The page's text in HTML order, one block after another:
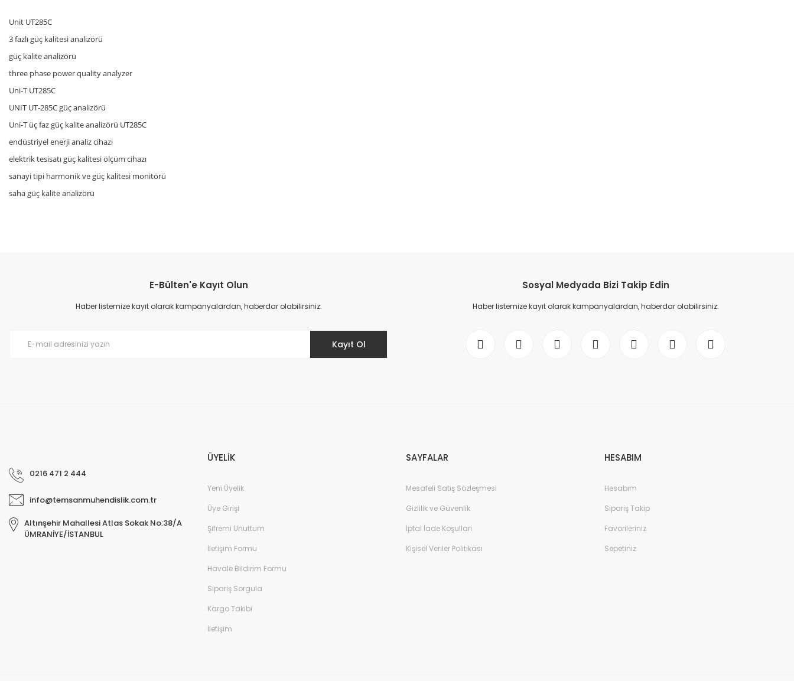
Unit UT285C
3 fazlı güç kalitesi analizörü
güç kalite analizörü
three phase power quality analyzer
Uni‑T UT285C
UNIT UT‑285C güç analizörü
Uni-T üç faz güç kalite analizörü UT285C
endüstriyel enerji analiz cihazı
elektrik tesisatı güç kalitesi ölçüm cihazı
sanayi tipi harmonik ve güç kalitesi monitörü
saha güç kalite analizörü
Ürün resmi kalitesiz, bozuk veya görüntülenemiyor.
Ürün açıklamasında eksik bilgiler bulunuyor.
E-Bülten'e Kayıt Olun
Haber listemize kayıt olarak kampanyalardan, haberdar olabilirsiniz.
Kayıt Ol
Sosyal Medyada Bizi Takip Edin
Haber listemize kayıt olarak kampanyalardan, haberdar olabilirsiniz.
0216 471 2 444
info@temsanmuhendislik.com.tr
Altınşehir Mahallesi Atlas Sokak No:38/A
ÜMRANİYE/İSTANBUL
ÜYELİK
Yeni Üyelik
Üye Girişi
Şifremi Unuttum
İletişim Formu
Havale Bildirim Formu
Sipariş Sorgula
Kargo Takibi
İletişim
SAYFALAR
Mesafeli Satış Sözleşmesi
Gizlilik ve Güvenlik
İptal İade Koşullari
Kişisel Veriler Politikası
HESABIM
Hesabım
Sipariş Takip
Favorileriniz
Sepetiniz